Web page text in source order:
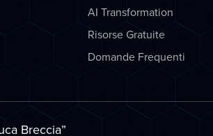
AI Transformation
Risorse Gratuite
Domande Frequenti
Breccia”